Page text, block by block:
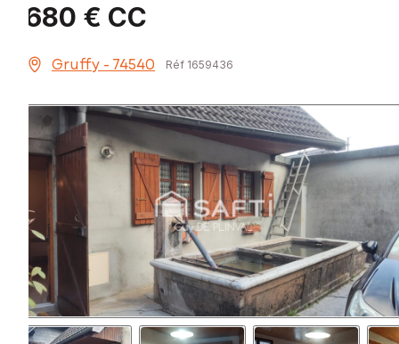
680 € CC
Gruffy - 74540 Réf 1659436